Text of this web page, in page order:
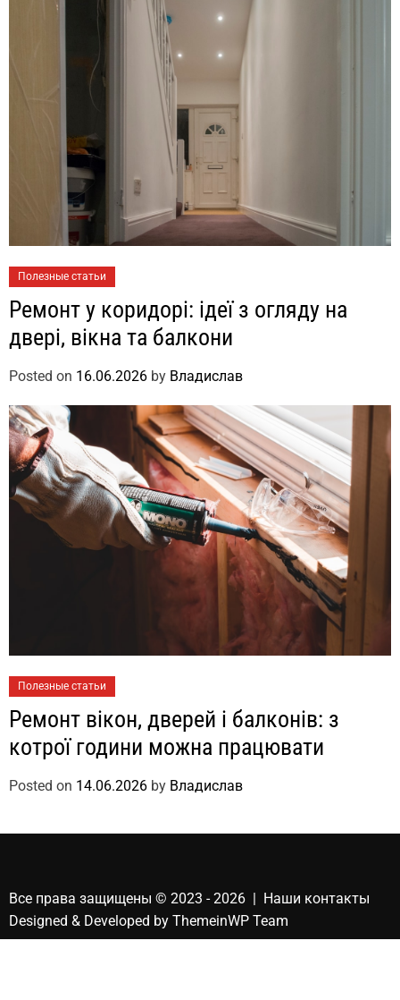
Полезные статьи
Ремонт у коридорі: ідеї з огляду на
двері, вікна та балкони
Posted on 16.06.2026 by Владислав
Полезные статьи
Ремонт вікон, дверей і балконів: з
котрої години можна працювати
Posted on 14.06.2026 by Владислав
Все права защищены © 2023 - 2026 | Наши контакты
Designed & Developed by ThemeinWP Team